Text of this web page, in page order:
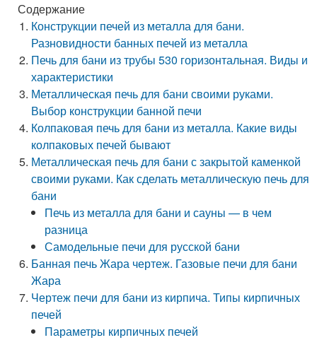
Содержание
Конструкции печей из металла для бани.
Разновидности банных печей из металла
Печь для бани из трубы 530 горизонтальная. Виды и
характеристики
Металлическая печь для бани своими руками.
Выбор конструкции банной печи
Колпаковая печь для бани из металла. Какие виды
колпаковых печей бывают
Металлическая печь для бани с закрытой каменкой
своими руками. Как сделать металлическую печь для
бани
Печь из металла для бани и сауны — в чем
разница
Самодельные печи для русской бани
Банная печь Жара чертеж. Газовые печи для бани
Жара
Чертеж печи для бани из кирпича. Типы кирпичных
печей
Параметры кирпичных печей